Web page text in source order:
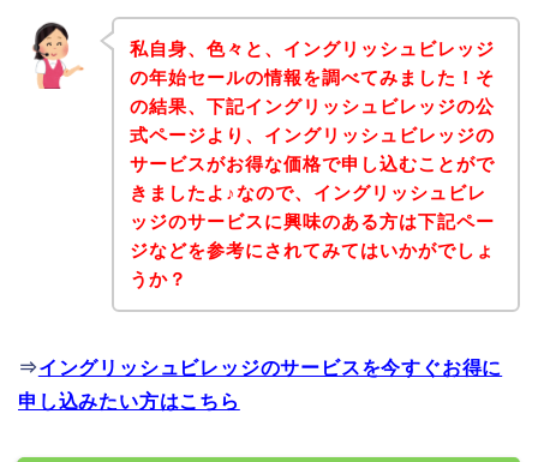
私自身、色々と、イングリッシュビレッジ
の年始セールの情報を調べてみました！そ
の結果、下記イングリッシュビレッジの公
式ページより、イングリッシュビレッジの
サービスがお得な価格で申し込むことがで
きましたよ♪なので、イングリッシュビレ
ッジのサービスに興味のある方は下記ペー
ジなどを参考にされてみてはいかがでしょ
うか？
⇒イングリッシュビレッジのサービスを今すぐお得に
申し込みたい方はこちら